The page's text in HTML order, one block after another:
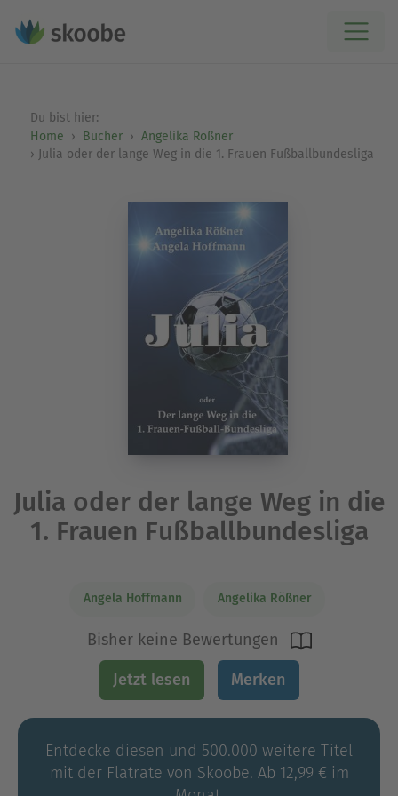
Du bist hier:
Home
Bücher
Angelika Rößner
Julia oder der lange Weg in die 1. Frauen Fußballbundesliga
Julia oder der lange Weg in die
1. Frauen Fußballbundesliga
Angela Hoffmann Angelika Rößner
Bisher keine Bewertungen
Jetzt lesen Merken
Entdecke diesen und 500.000 weitere Titel
mit der Flatrate von Skoobe. Ab 12,99 € im